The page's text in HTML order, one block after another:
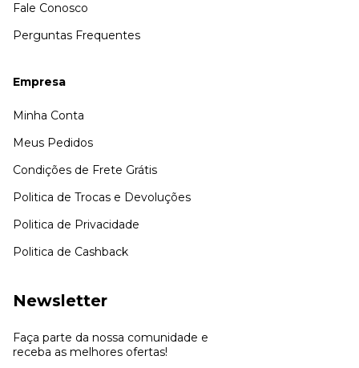
Fale Conosco
Perguntas Frequentes
Empresa
Minha Conta
Meus Pedidos
Condições de Frete Grátis
Politica de Trocas e Devoluções
Politica de Privacidade
Politica de Cashback
Newsletter
Faça parte da nossa comunidade e
receba as melhores ofertas!